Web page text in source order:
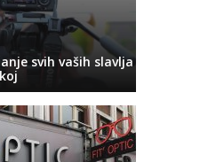
svih vaših slavlja